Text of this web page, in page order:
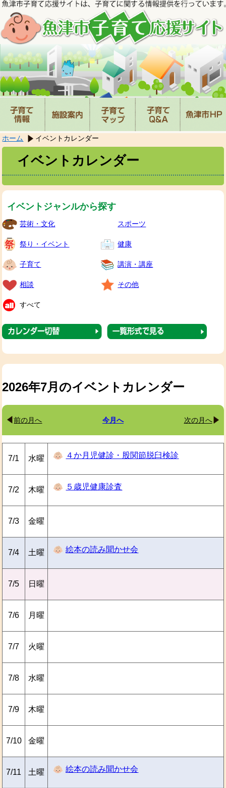
本
文
へ
移
動
し
ま
す。
ホーム イベントカレンダー
イベントカレンダー
イベントジャンルから探す
芸術・文化 スポーツ
祭り・イベント 健康
子育て 講演・講座
相談 その他
すべて
2026年7月のイベントカレンダー
前の月へ 今月へ 次の月へ
7/1 水曜 ４か月児健診・股関節脱臼検診
7/2 木曜 ５歳児健康診査
7/3 金曜
7/4 土曜 絵本の読み聞かせ会
7/5 日曜
7/6 月曜
7/7 火曜
7/8 水曜
7/9 木曜
7/10 金曜
7/11 土曜 絵本の読み聞かせ会